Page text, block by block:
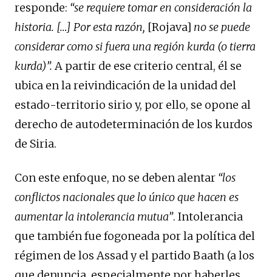
responde: “se requiere tomar en consideración la
historia. […] Por esta razón, [Rojava] no se puede
considerar como si fuera una región kurda (o tierra
kurda)”. A partir de ese criterio central, él se
ubica en la reivindicación de la unidad del
estado-territorio sirio y, por ello, se opone al
derecho de autodeterminación de los kurdos
de Siria.
Con este enfoque, no se deben alentar “los
conflictos nacionales que lo único que hacen es
aumentar la intolerancia mutua”. Intolerancia
que también fue fogoneada por la política del
régimen de los Assad y el partido Baath (a los